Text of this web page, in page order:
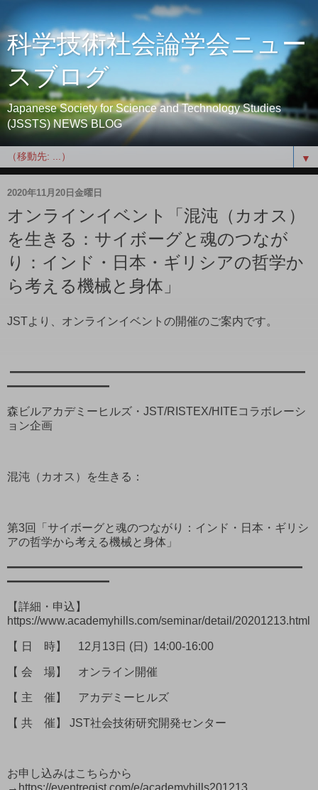
科学技術社会論学会ニュー
スブログ
Japanese Society for Science and Technology Studies
(JSSTS) NEWS BLOG
▼
2020年11月20日金曜日
オンラインイベント「混沌（カオス）
を生きる：サイボーグと魂のつなが
り：インド・日本・ギリシアの哲学か
ら考える機械と身体」
JSTより、オンラインイベントの開催のご案内です。
━━━━━━━━━━━━━━━━━━━━━━━━━━
━━━━━━━━━
森ビルアカデミーヒルズ・JST/RISTEX/HITEコラボレーシ
ョン企画
混沌（カオス）を生きる：
第3回「サイボーグと魂のつながり：インド・日本・ギリシ
アの哲学から考える機械と身体」
━━━━━━━━━━━━━━━━━━━━━━━━━━
━━━━━━━━━
【詳細・申込】
https://www.academyhills.com/seminar/detail/20201213.html
【 日 時】 12月13日 (日) 14:00-16:00
【 会 場】 オンライン開催
【 主 催】 アカデミーヒルズ
【 共 催】 JST社会技術研究開発センター
お申し込みはこちらから